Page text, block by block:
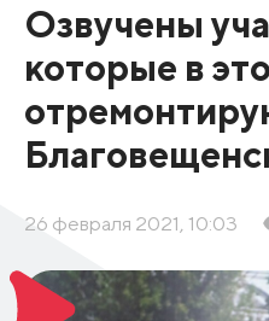
Озвучены
которые в
26 февраля 2021, 10:03